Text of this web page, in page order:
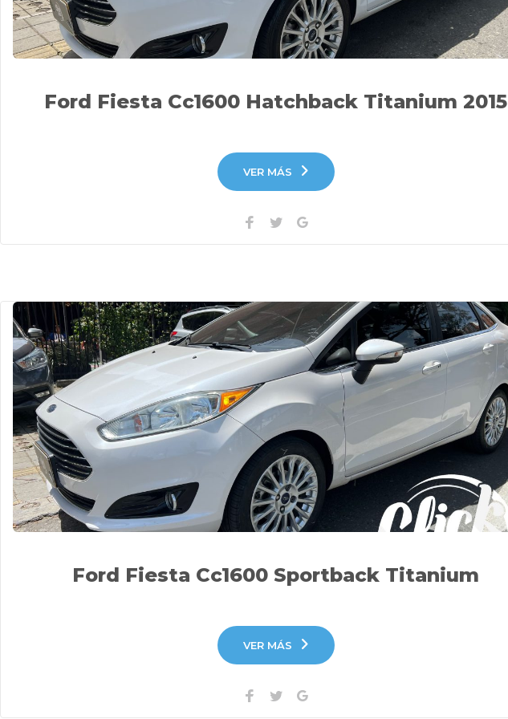
Ford Fiesta Cc1600 Hatchback Titanium 2015
VER MÁS
Facebook
TwitterGoogle+
Ford Fiesta Cc1600 Sportback Titanium
VER MÁS
Facebook
TwitterGoogle+